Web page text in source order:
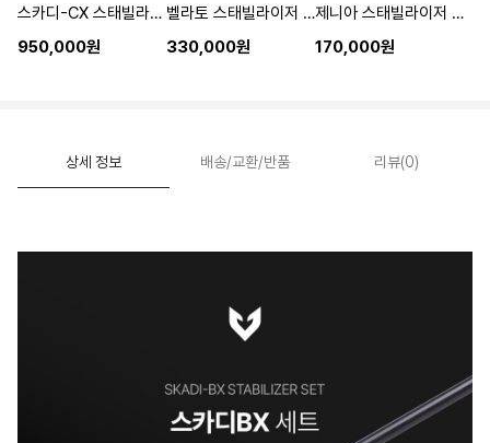
스카디-CX 스태빌라이저 세트
950,000원
벨라토 스태빌라이저 세트
330,000원
제니아 스태빌라이저 세트
170,000원
상세 정보 배송/교환/반품 리뷰(0)